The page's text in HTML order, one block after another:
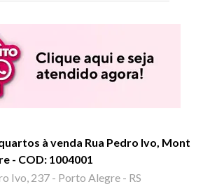
à venda Rua Pedro Ivo, Mont
- COD: 1004001
Ivo, 237 - Porto Alegre - RS